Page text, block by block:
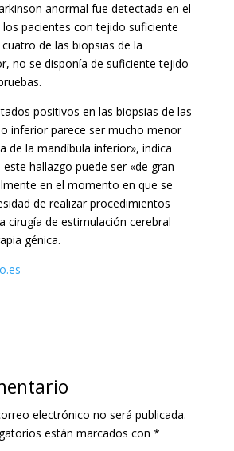
anormal fue detectada en el
los pacientes con tejido suficiente
de las biopsias de la
no se disponía de suficiente tejido
positivos en las biopsias de las
inferior parece ser mucho menor
de la mandíbula inferior», indica
hallazgo puede ser «de gran
en el momento en que se
de realizar procedimientos
cirugía de estimulación cerebral
génica.
electrónico no será publicada.
están marcados con *